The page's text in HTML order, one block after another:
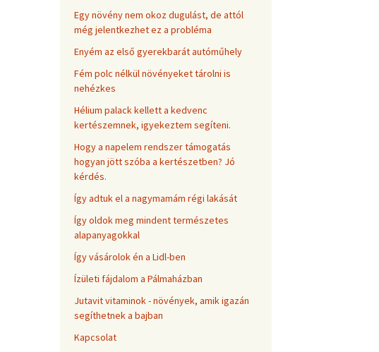
Egy növény nem okoz dugulást, de attól
még jelentkezhet ez a probléma
Enyém az első gyerekbarát autóműhely
Fém polc nélkül növényeket tárolni is
nehézkes
Hélium palack kellett a kedvenc
kertészemnek, igyekeztem segíteni.
Hogy a napelem rendszer támogatás
hogyan jött szóba a kertészetben? Jó
kérdés.
Így adtuk el a nagymamám régi lakását
Így oldok meg mindent természetes
alapanyagokkal
Így vásárolok én a Lidl-ben
Ízületi fájdalom a Pálmaházban
Jutavit vitaminok - növények, amik igazán
segíthetnek a bajban
Kapcsolat